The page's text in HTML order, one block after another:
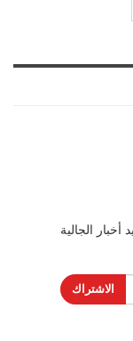
الجالية
الاشتراك